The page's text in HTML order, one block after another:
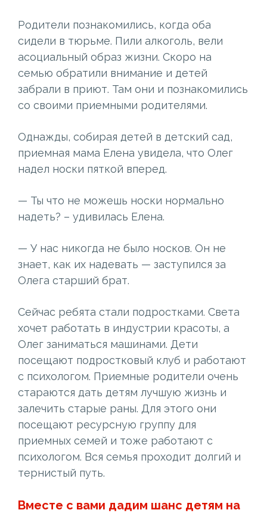
Родители познакомились, когда оба
сидели в тюрьме. Пили алкоголь, вели
асоциальный образ жизни. Скоро на
семью обратили внимание и детей
забрали в приют. Там они и познакомились
со своими приемными родителями.
Однажды, собирая детей в детский сад,
приемная мама Елена увидела, что Олег
надел носки пяткой вперед.
— Ты что не можешь носки нормально
надеть? – удивилась Елена.
— У нас никогда не было носков. Он не
знает, как их надевать — заступился за
Олега старший брат.
Сейчас ребята стали подростками. Света
хочет работать в индустрии красоты, а
Олег заниматься машинами. Дети
посещают подростковый клуб и работают
с психологом. Приемные родители очень
стараются дать детям лучшую жизнь и
залечить старые раны. Для этого они
посещают ресурсную группу для
приемных семей и тоже работают с
психологом. Вся семья проходит долгий и
тернистый путь.
Вместе с вами дадим шанс детям на